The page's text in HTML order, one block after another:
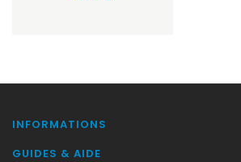
INFORMATIONS
GUIDES & AIDE